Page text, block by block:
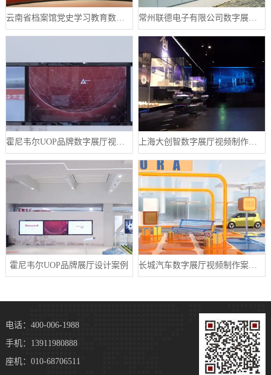
云南省档案馆党史学习教育数字展厅案例
霍尼韦尔UOP品牌展厅设计案例 长城汽车数字展厅视频制作案例分享
电话：400-006-1988
手机：13911980888
座机：010-68706511